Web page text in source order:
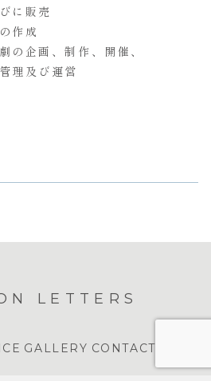
売
成
、制作、開催、
び運営
LETTERS
GALLERY CONTACT